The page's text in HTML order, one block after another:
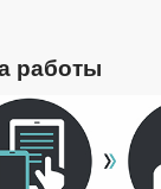
работы